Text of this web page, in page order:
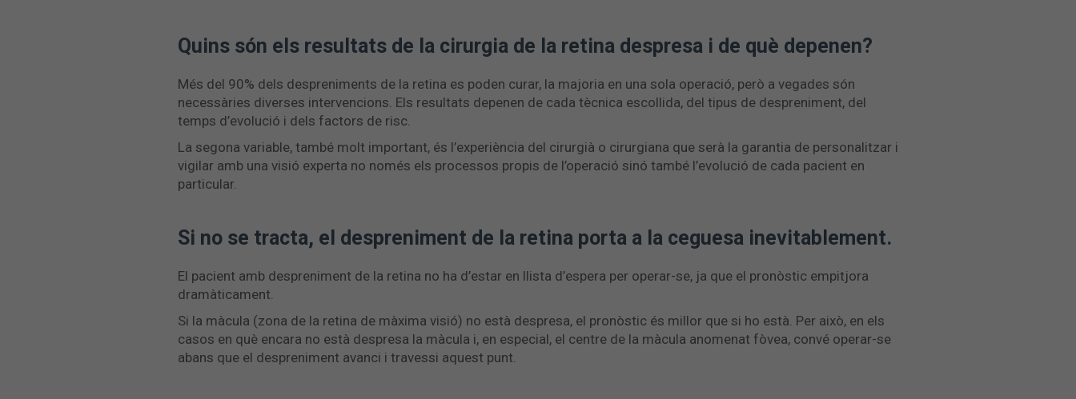
Quins són els resultats de la cirurgia de la retina despresa i de què depenen?
Més del 90% dels despreniments de la retina es poden curar, la majoria en una sola operació, però a vegades són
necessàries diverses intervencions. Els resultats depenen de cada tècnica escollida, del tipus de despreniment, del
temps d’evolució i dels factors de risc.
La segona variable, també molt important, és l’experiència del cirurgià o cirurgiana que serà la garantia de personalitzar i
vigilar amb una visió experta no només els processos propis de l’operació sinó també l’evolució de cada pacient en
particular.
Si no se tracta, el despreniment de la retina porta a la ceguesa inevitablement.
El pacient amb despreniment de la retina no ha d’estar en llista d’espera per operar-se, ja que el pronòstic empitjora
dramàticament.
Si la màcula (zona de la retina de màxima visió) no està despresa, el pronòstic és millor que si ho està. Per això, en els
casos en què encara no està despresa la màcula i, en especial, el centre de la màcula anomenat fòvea, convé operar-se
abans que el despreniment avanci i travessi aquest punt.